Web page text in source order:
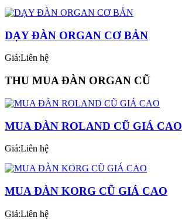
DẠY ĐÀN ORGAN CƠ BẢN
Giá:Liên hệ
THU MUA ĐÀN ORGAN CŨ
MUA ĐÀN ROLAND CŨ GIÁ CAO
Giá:Liên hệ
MUA ĐÀN KORG CŨ GIÁ CAO
Giá:Liên hệ